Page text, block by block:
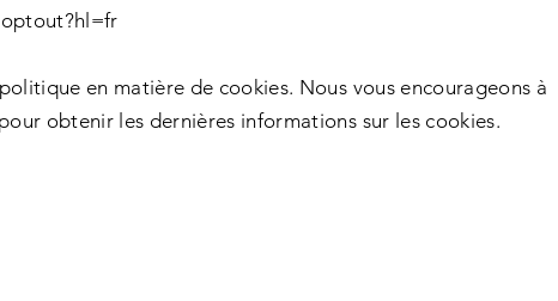
en matière de cookies. Nous vous encourageons à
obtenir les dernières informations sur les cookies.